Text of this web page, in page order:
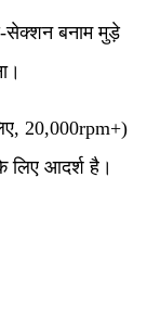
सेक्शन बनाम मुड़े
20,000rpm+)
लिए आदर्श है।